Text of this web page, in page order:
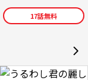
17話無料